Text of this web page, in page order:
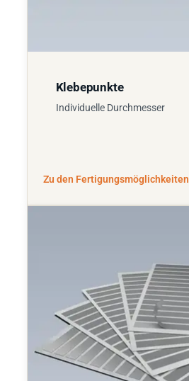
Klebepunkte
Individuelle Durchmesser
Zu den Fertigungsmöglichkeiten